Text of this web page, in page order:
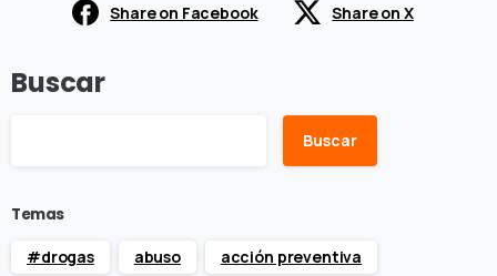
Share on Facebook Share on X
Buscar
Buscar
Temas
#drogas
abuso acción preventiva